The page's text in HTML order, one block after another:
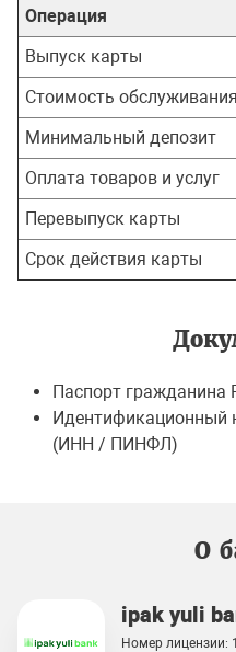
Операция
Выпуск карты
Стоимость обслуживания
Минимальный депозит
Оплата товаров и услуг
Перевыпуск карты
Срок действия карты
Паспорт гражданина
Идентификационный
(ИНН / ПИНФЛ)
О
ipak yuli
Номер лицензии: